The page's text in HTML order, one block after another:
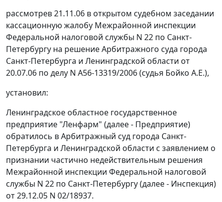
рассмотрев 21.11.06 в открытом судебном заседании
кассационную жалобу Межрайонной инспекции
Федеральной налоговой службы N 22 по Санкт-
Петербургу на решение Арбитражного суда города
Санкт-Петербурга и Ленинградской области от
20.07.06 по делу N А56-13319/2006 (судья Бойко А.Е.),
установил:
Ленинградское областное государственное
предприятие "Ленфарм" (далее - Предприятие)
обратилось в Арбитражный суд города Санкт-
Петербурга и Ленинградской области с заявлением о
признании частично недействительным решения
Межрайонной инспекции Федеральной налоговой
службы N 22 по Санкт-Петербургу (далее - Инспекция)
от 29.12.05 N 02/18937.